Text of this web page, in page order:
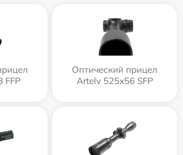
FFP
Оптический прицел
Artelv 525x56 SFP